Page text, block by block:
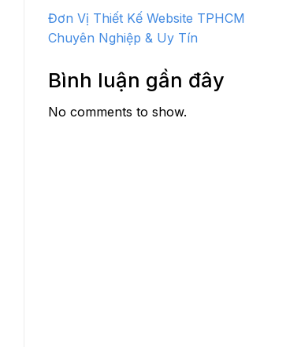
Đơn Vị Thiết Kế Website TPHCM
Chuyên Nghiệp & Uy Tín
Bình luận gần đây
No comments to show.